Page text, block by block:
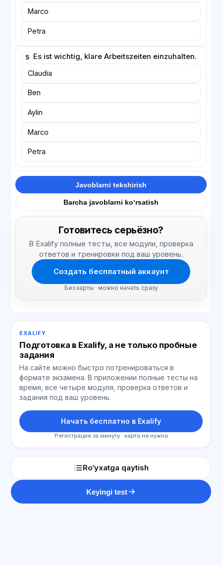
Marco
Petra
5 Es ist wichtig, klare Arbeitszeiten einzuhalten.
Claudia
Ben
Aylin
Marco
Petra
Javoblarni tekshirish
Barcha javoblarni ko‘rsatish
Готовитесь серьёзно?
В Exalify полные тесты, все модули, проверка
ответов и тренировки под ваш уровень.
Создать бесплатный аккаунт
Без карты · можно начать сразу
EXALIFY
Подготовка в Exalify, а не только пробные
задания
На сайте можно быстро потренироваться в
формате экзамена. В приложении полные тесты на
время, все четыре модуля, проверка ответов и
задания под ваш уровень.
Начать бесплатно в Exalify
Регистрация за минуту · карта не нужна
Ro‘yxatga qaytish
Keyingi test